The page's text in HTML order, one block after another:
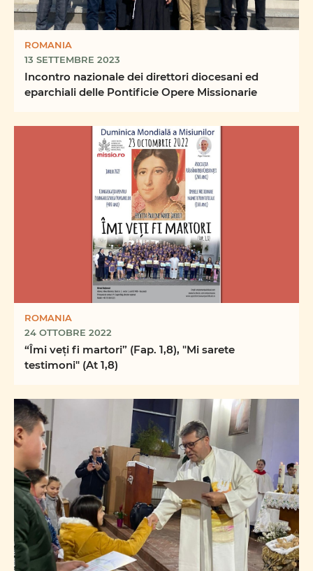
ROMANIA
13 SETTEMBRE 2023
Incontro nazionale dei direttori diocesani ed
eparchiali delle Pontificie Opere Missionarie
ROMANIA
24 OTTOBRE 2022
“Îmi veți fi martori” (Fap. 1,8), "Mi sarete
testimoni" (At 1,8)